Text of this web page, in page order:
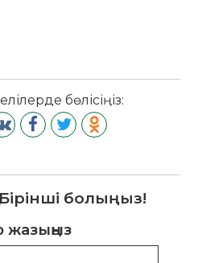
бөлісіңіз:
Бірінші болыңыз!
жазыңыз